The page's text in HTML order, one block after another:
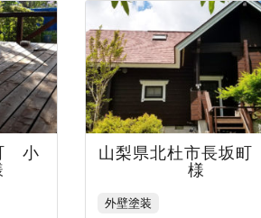
小
山梨県北杜市長坂
様
外壁塗装